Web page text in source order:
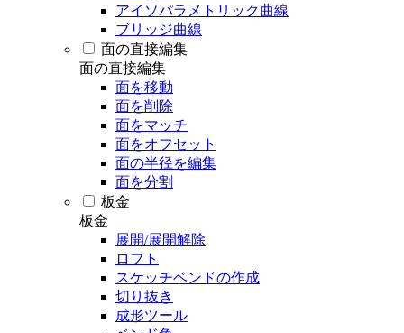
アイソパラメトリック曲線
ブリッジ曲線
面の直接編集
面の直接編集
面を移動
面を削除
面をマッチ
面をオフセット
面の半径を編集
面を分割
板金
板金
展開/展開解除
ロフト
スケッチベンドの作成
切り抜き
成形ツール